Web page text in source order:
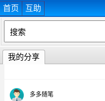
首页 互助
我的分享
多多随笔